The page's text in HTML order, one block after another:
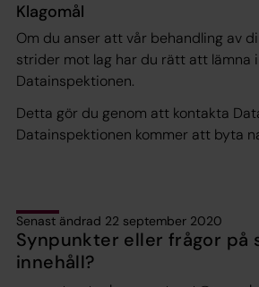
Klagomål
Om du anser att vår behandling av
strider mot lag har du rätt att lämna
Datainspektionen.
Detta gör du genom att kontakta
Datainspektionen kommer att byta
Senast ändrad 22 september 2020
Synpunkter eller frågor på
innehåll?